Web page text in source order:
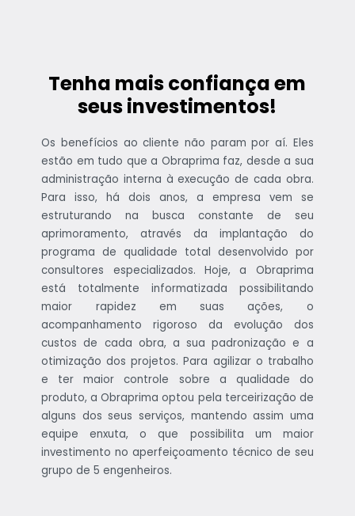
Tenha mais confiança em
seus investimentos!
Os benefícios ao cliente não param por aí. Eles
estão em tudo que a Obraprima faz, desde a sua
administração interna à execução de cada obra.
Para isso, há dois anos, a empresa vem se
estruturando na busca constante de seu
aprimoramento, através da implantação do
programa de qualidade total desenvolvido por
consultores especializados. Hoje, a Obraprima
está totalmente informatizada possibilitando
maior rapidez em suas ações, o
acompanhamento rigoroso da evolução dos
custos de cada obra, a sua padronização e a
otimização dos projetos. Para agilizar o trabalho
e ter maior controle sobre a qualidade do
produto, a Obraprima optou pela terceirização de
alguns dos seus serviços, mantendo assim uma
equipe enxuta, o que possibilita um maior
investimento no aperfeiçoamento técnico de seu
grupo de 5 engenheiros.